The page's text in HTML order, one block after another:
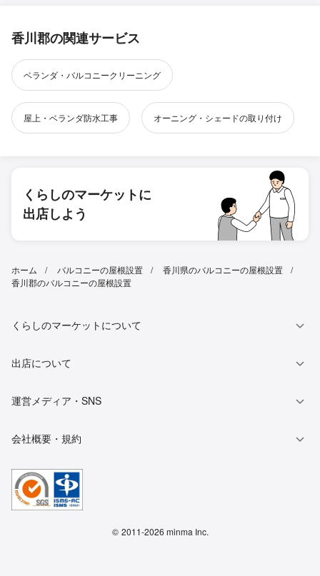
香川郡の関連サービス
ベランダ・バルコニークリーニング
屋上・ベランダ防水工事 オーニング・シェードの取り付け
くらしのマーケットに
出店しよう
ホーム バルコニーの屋根設置
香川県のバルコニーの屋根設置
香川郡のバルコニーの屋根設置
くらしのマーケットについて
出店について
運営メディア・SNS
会社概要・規約
© 2011-2026 minma Inc.